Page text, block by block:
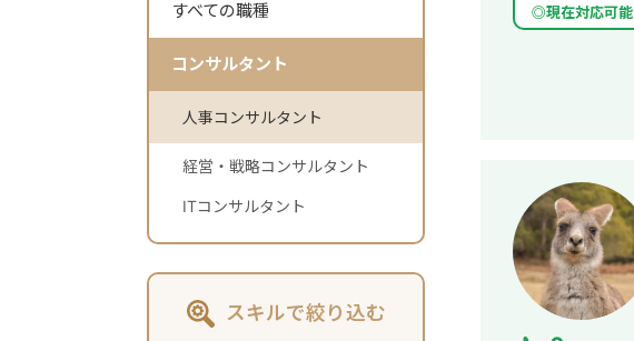
すべての職種
コンサルタント
人事コンサルタント
経営・戦略コンサルタント
ITコンサルタント
スキルで絞り込む
◎現在対応可能